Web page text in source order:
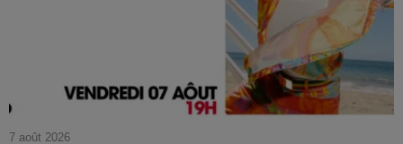
7 août 2026